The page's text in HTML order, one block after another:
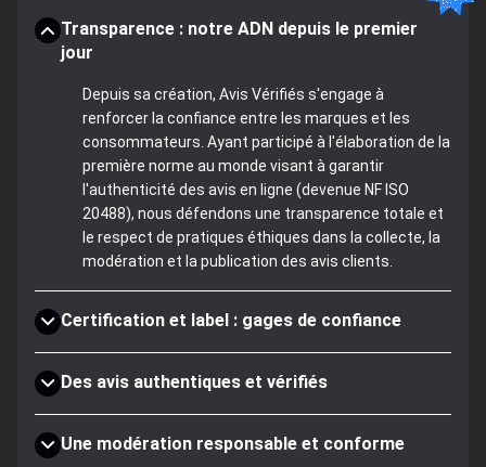
Transparence : notre ADN depuis le premier
jour
Depuis sa création, Avis Vérifiés s'engage à
renforcer la confiance entre les marques et les
consommateurs. Ayant participé à l'élaboration de la
première norme au monde visant à garantir
l'authenticité des avis en ligne (devenue NF ISO
20488), nous défendons une transparence totale et
le respect de pratiques éthiques dans la collecte, la
modération et la publication des avis clients.
Certification et label : gages de confiance
Des avis authentiques et vérifiés
Une modération responsable et conforme